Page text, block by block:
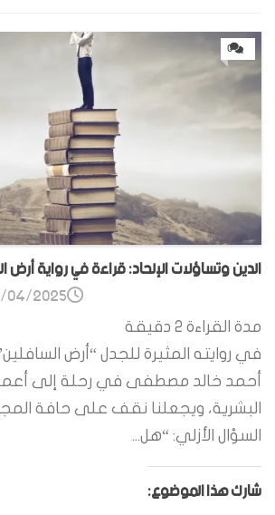
0
الدين وتساؤلات الإلحاد: قراءة في رواية أرض
2025
مدة القراءة 2 دقيقة
في روايته المثيرة للجدل “أرض
أحمد خالد مصطفى في رحلة إلى
البشرية، ويجعلنا نقف على حافة
السؤال الأزلي: “هل...
شارك هذا الموضوع: